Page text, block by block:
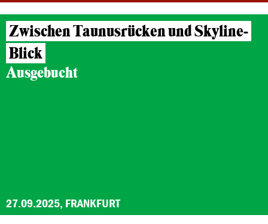
Zwischen Taunusrücken und Skyline-
Blick
Ausgebucht
27.09.2025, FRANKFURT